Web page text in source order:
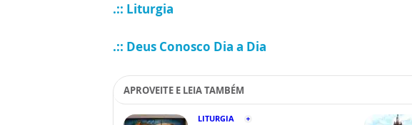
.:: Liturgia
.:: Deus Conosco Dia a Dia
APROVEITE E LEIA TAMBÉM
LITURGIA